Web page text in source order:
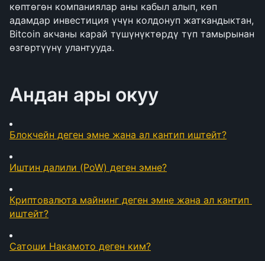
көптөгөн компаниялар аны кабыл алып, көп
адамдар инвестиция үчүн колдонуп жаткандыктан,
Bitcoin акчаны карай түшүнүктөрдү түп тамырынан
өзгөртүүнү улантууда.
Андан ары окуу
Блокчейн деген эмне жана ал кантип иштейт?
Иштин далили (PoW) деген эмне?
Криптовалюта майнинг деген эмне жана ал кантип
иштейт?
Сатоши Накамото деген ким?